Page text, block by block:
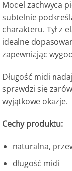
Model zachwyca
subtelnie
charakteru. Tył z
idealne
zapewniając
Długość midi
sprawdzi się
wyjątkowe okazje.
Cechy produktu:
naturalna,
długość midi